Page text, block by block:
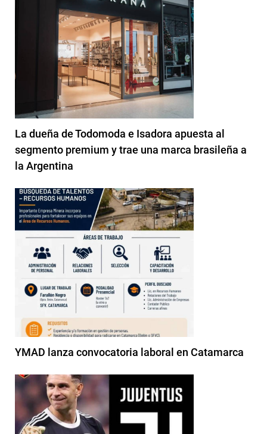
La dueña de Todomoda e Isadora apuesta al
segmento premium y trae una marca brasileña a
la Argentina
YMAD lanza convocatoria laboral en Catamarca